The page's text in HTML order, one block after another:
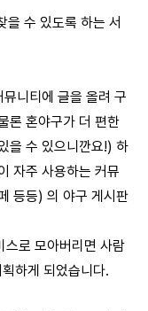
을 수 있도록 하는 서
니티에 글을 올려 구
론 혼야구가 더 편한
을 수 있으니깐요!) 하
자주 사용하는 커뮤
등등) 의 야구 게시판
스로 모아버리면 사람
하게 되었습니다.